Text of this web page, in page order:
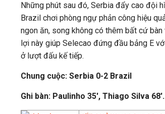
Những phút sau đó, Serbia đẩy cao đội
Brazil chơi phòng ngự phản công hiệu
ngon ăn, song không có thêm bất cứ
lợi này giúp Selecao đứng đầu bảng E
ở lượt đấu kế tiếp.
Chung cuộc: Serbia 0-2 Brazil
Ghi bàn: Paulinho 35', Thiago Silva 68'.